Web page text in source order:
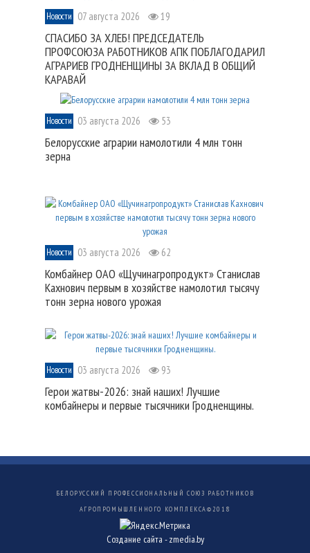
Новости 07 августа 2026 19
СПАСИБО ЗА ХЛЕБ! ПРЕДСЕДАТЕЛЬ
ПРОФСОЮЗА РАБОТНИКОВ АПК ПОБЛАГОДАРИЛ
АГРАРИЕВ ГРОДНЕНЩИНЫ ЗА ВКЛАД В ОБЩИЙ
КАРАВАЙ
Новости 03 августа 2026 53
Белорусские аграрии намолотили 4 млн тонн
зерна
Новости 03 августа 2026 62
Комбайнер ОАО «Щучинагропродукт» Станислав
Кахнович первым в хозяйстве намолотил тысячу
тонн зерна нового урожая
Новости 03 августа 2026 93
Герои жатвы-2026: знай наших! Лучшие
комбайнеры и первые тысячники Гродненщины.
БЕЛОРУССКИЙ ПРОФЕССИОНАЛЬНЫЙ СОЮЗ РАБОТНИКОВ
АГРОПРОМЫШЛЕННОГО КОМПЛЕКСА© 2018
Создание сайта -zmedia.by